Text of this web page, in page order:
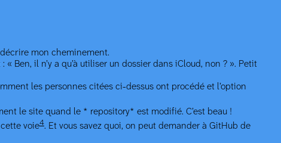
mon cheminement.
Ben, il n’y a qu’à utiliser un dossier dans iCloud, non ? ». Petit
les personnes citées ci-dessus ont procédé et l’option
le site quand le * repository* est modifié. C’est beau !
voie4. Et vous savez quoi, on peut demander à GitHub de